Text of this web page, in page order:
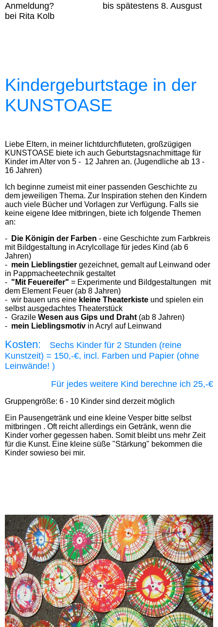
Anmeldung? bis spätestens 8. Ausgust
bei Rita Kolb
Kindergeburtstage in der
KUNSTOASE
Liebe Eltern, in meiner lichtdurchfluteten, großzügigen
KUNSTOASE biete ich auch Geburtstagsnachmittage für
Kinder im Alter von 5 - 12 Jahren an. (Jugendliche ab 13 -
16 Jahren)
Ich beginne zumeist mit einer passenden Geschichte zu
dem jeweiligen Thema. Zur Inspiration stehen den Kindern
auch viele Bücher und Vorlagen zur Verfügung. Falls sie
keine eigene Idee mitbringen, biete ich folgende Themen
an:
-
Die Königin der Farben - eine Geschichte zum Farbkreis
mit Bildgestaltung in Acrylcollage für jedes Kind (ab 6
Jahren)
- mein Lieblingstier gezeichnet, gemalt auf Leinwand oder
in Pappmacheetechnik gestaltet
- "Mit Feuereifer" = Experimente und Bildgestaltungen mit
dem Element Feuer (ab 8 Jahren)
- wir bauen uns eine kleine Theaterkiste und spielen ein
selbst ausgedachtes Theaterstück
- Grazile Wesen aus Gips und Draht (ab 8 Jahren)
- mein Lieblingsmotiv in Acryl auf Leinwand
Kosten: Sechs Kinder für 2 Stunden (reine
Kunstzeit) = 150,-€, incl. Farben und Papier (ohne
Leinwände! )
Für jedes weitere Kind berechne ich 25,-€
Gruppengröße: 6 - 10 Kinder sind derzeit möglich
Ein Pausengetränk und eine kleine Vesper bitte selbst
mitbringen . Oft reicht allerdings ein Getränk, wenn die
Kinder vorher gegessen haben. Somit bleibt uns mehr Zeit
für die Kunst. Eine kleine süße "Stärkung" bekommen die
Kinder sowieso bei mir.